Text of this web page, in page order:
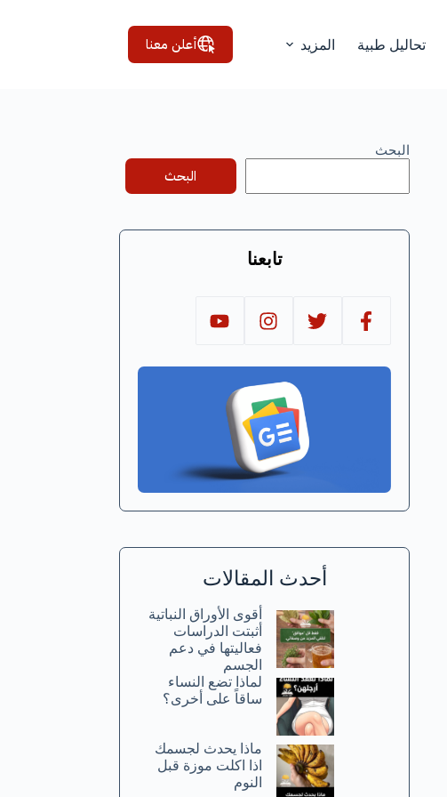
تحاليل طبية المزيد أعلن معنا
البحث
البحث
تابعنا
أحدث المقالات
أقوى الأوراق النباتية
أثبتت الدراسات
فعاليتها في دعم
الجسم
لماذا تضع النساء
ساقاً على أخرى؟
ماذا يحدث لجسمك
اذا اكلت موزة قبل
النوم